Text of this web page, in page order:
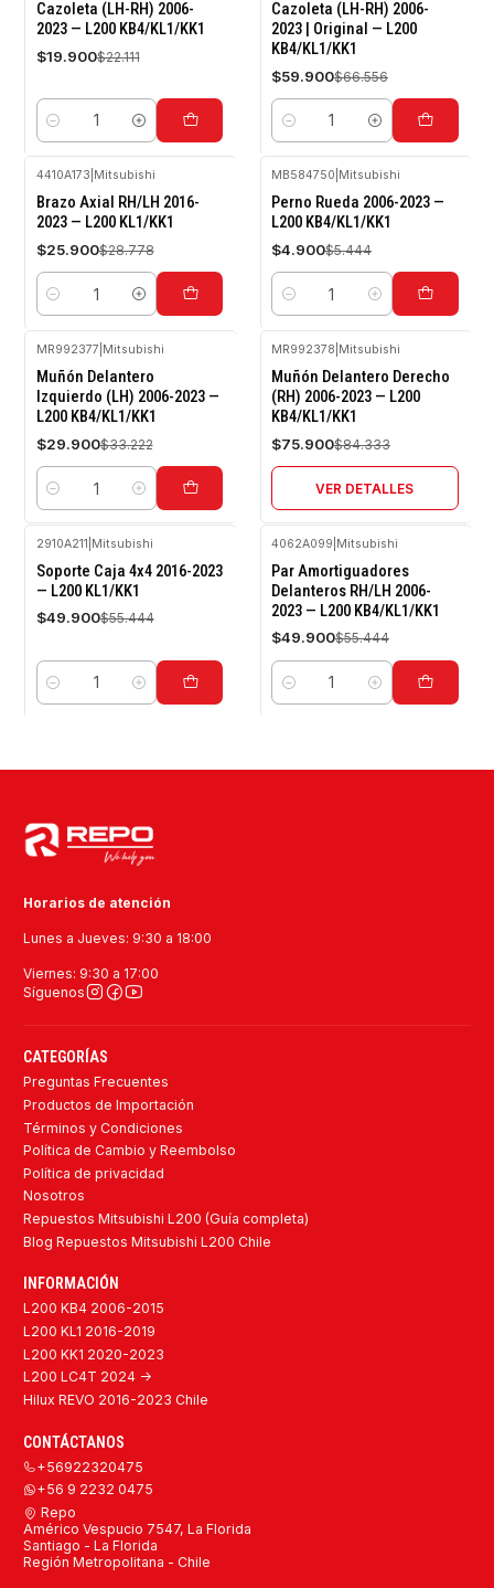
-10%
OFF
Cazoleta (LH-RH) 2006-
2023 — L200 KB4/KL1/KK1
$19.900$22.111
Cantidad
-10%
OFF
Cazoleta (LH-RH) 2006-
2023 | Original — L200
KB4/KL1/KK1
$59.900$66.556
Cantidad
-10%
OFF
4410A173 Mitsubishi
Brazo Axial RH/LH 2016-
2023 — L200 KL1/KK1
$25.900$28.778
Cantidad
-10%
OFF
MB584750 Mitsubishi
Perno Rueda 2006-2023 —
L200 KB4/KL1/KK1
$4.900$5.444
Cantidad
-10%
OFF
MR992377 Mitsubishi
Muñón Delantero
Izquierdo (LH) 2006-2023 —
L200 KB4/KL1/KK1
$29.900$33.222
Cantidad
-10%
OFF
Agotado
MR992378 Mitsubishi
Muñón Delantero Derecho
(RH) 2006-2023 — L200
KB4/KL1/KK1
$75.900$84.333
VER DETALLES
-10%
OFF
2910A211 Mitsubishi
Soporte Caja 4x4 2016-2023
— L200 KL1/KK1
$49.900$55.444
Cantidad
-10%
OFF
4062A099 Mitsubishi
Par Amortiguadores
Delanteros RH/LH 2006-
2023 — L200 KB4/KL1/KK1
$49.900$55.444
Cantidad
Horarios de atención
Lunes a Jueves: 9:30 a 18:00
Viernes: 9:30 a 17:00
Síguenos
CATEGORÍAS
Preguntas Frecuentes
Productos de Importación
Términos y Condiciones
Política de Cambio y Reembolso
Política de privacidad
Nosotros
Repuestos Mitsubishi L200 (Guía completa)
Blog Repuestos Mitsubishi L200 Chile
INFORMACIÓN
L200 KB4 2006-2015
L200 KL1 2016-2019
L200 KK1 2020-2023
L200 LC4T 2024 ->
Hilux REVO 2016-2023 Chile
CONTÁCTANOS
+56922320475
+56 9 2232 0475
Repo
Américo Vespucio 7547, La Florida
Santiago - La Florida
Región Metropolitana - Chile